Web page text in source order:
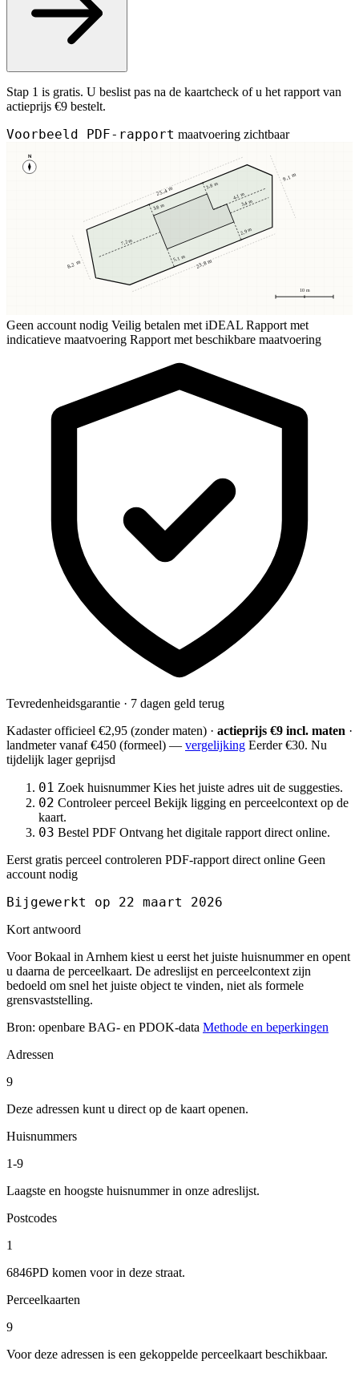
Stap 1 is gratis. U beslist pas na de kaartcheck of u het rapport van
actieprijs €9 bestelt.
Voorbeeld PDF-rapport maatvoering zichtbaar
N
10 m
3,8 m
3,8 m
5,1 m
2,9 m
7,2 m
3,4 m
4,1 m
25,4 m
23,8 m
8,2 m
9,1 m
Geen account nodig Veilig betalen met iDEAL Rapport met
indicatieve maatvoering Rapport met beschikbare maatvoering
Tevredenheidsgarantie · 7 dagen geld terug
Kadaster officieel €2,95 (zonder maten) · actieprijs €9 incl. maten ·
landmetervanaf €450 (formeel) — vergelijking Eerder €30. Nu
tijdelijk lager geprijsd
01 Zoek huisnummer Kies het juiste adres uit de suggesties.
02 Controleer perceel Bekijk ligging en perceelcontext op de
kaart.
03 Bestel PDF Ontvang het digitale rapport direct online.
Eerst gratis perceel controleren PDF-rapport direct online Geen
account nodig
Bijgewerkt op 22 maart 2026
Kort antwoord
Voor Bokaal in Arnhem kiest u eerst het juiste huisnummer en opent
u daarna de perceelkaart. De adreslijst en perceelcontext zijn
bedoeld om snel het juiste object te vinden, niet als formele
grensvaststelling.
Bron: openbare BAG- en PDOK-data Methode en beperkingen
Adressen
9
Deze adressen kunt u direct op de kaart openen.
Huisnummers
1-9
Laagste en hoogste huisnummer in onze adreslijst.
Postcodes
1
6846PD komen voor in deze straat.
Perceelkaarten
9
Voor deze adressen is een gekoppelde perceelkaart beschikbaar.